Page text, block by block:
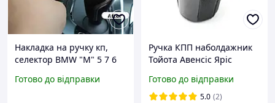
Накладка на ручку кп,
селектор BMW "M" 5 7 6
F13 F12 G11 G12 G01 F25
Готово до відправки
Ручка КПП наболдажник
Тойота Авенсіс Яріс
Toyota AVENSIS YARIS
Corolla
Готово до відправки
5.0 (2)